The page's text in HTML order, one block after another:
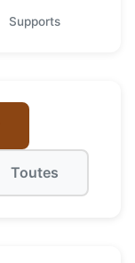
Supports
Toutes